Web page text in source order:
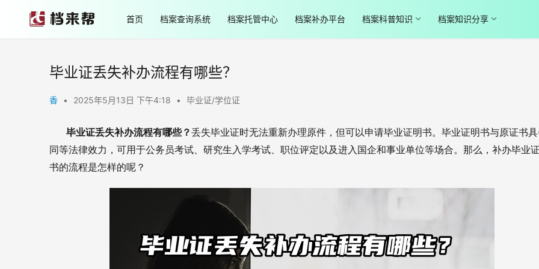
首页 档案查询系统 档案托管中心 档案补办平台 档案科普知识 档案知识分享
毕业证丢失补办流程有哪些？
香 • 2025年5月13日 下午4:18 • 毕业证/学位证
毕业证丢失补办流程有哪些？丢失毕业证时无法重新办理原件，但可以申请毕业证明书。毕业证明书与原证书
同等法律效力，可用于公务员考试、研究生入学考试、职位评定以及进入国企和事业单位等场合。那么，补办毕业
书的流程是怎样的呢？